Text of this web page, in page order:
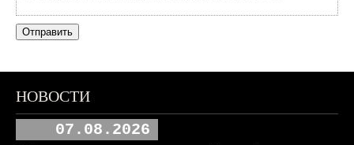
НОВОСТИ
07.08.2026